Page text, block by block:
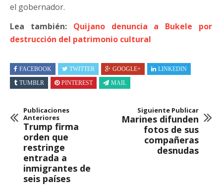
el gobernador.
Lea también: Quijano denuncia a Bukele por
destrucción del patrimonio cultural
FACEBOOK TWITTER GOOGLE+
LINKEDIN
TUMBLR
PINTEREST MAIL
Publicaciones
Anteriores
Trump firma
orden que
restringe
entrada a
inmigrantes de
seis países
Siguiente Publicar
Marines difunden
fotos de sus
compañeras
desnudas